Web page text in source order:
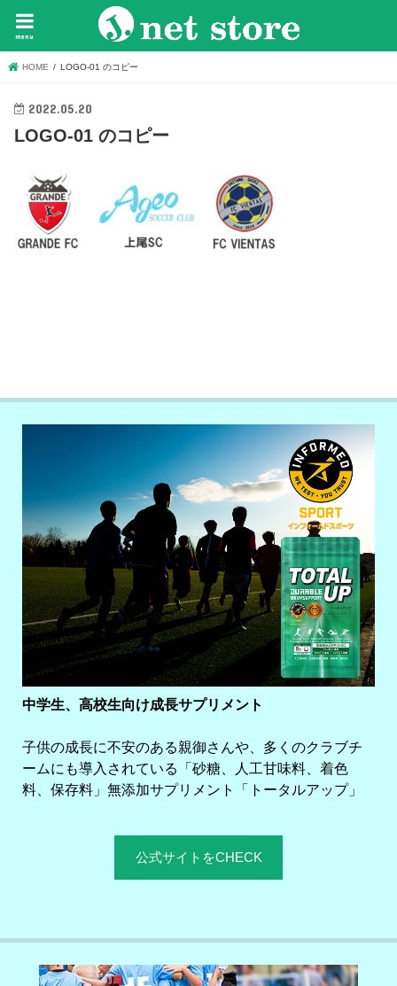
menu
HOME LOGO-01 のコピー
2022.05.20
LOGO-01 のコピー
中学生、高校生向け成長サプリメント
子供の成長に不安のある親御さんや、多くのクラブチ
ームにも導入されている「砂糖、人工甘味料、着色
料、保存料」無添加サプリメント「トータルアップ」
公式サイトをCHECK